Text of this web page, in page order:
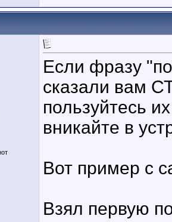
Если фразу
сказали вам
пользуйтесь
вникайте в
Вот пример с
Взял первую